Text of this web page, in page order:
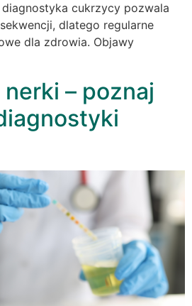
cukrzycy pozwala
dlatego regularne
dla zdrowia. Objawy
– poznaj